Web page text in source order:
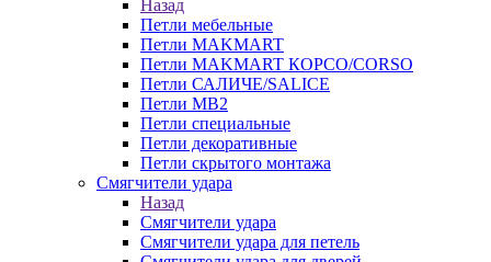
Назад
Петли мебельные
Петли MAKMART
Петли MAKMART КОРСО/CORSO
Петли САЛИЧЕ/SALICE
Петли MB2
Петли специальные
Петли декоративные
Петли скрытого монтажа
Смягчители удара
Назад
Смягчители удара
Смягчители удара для петель